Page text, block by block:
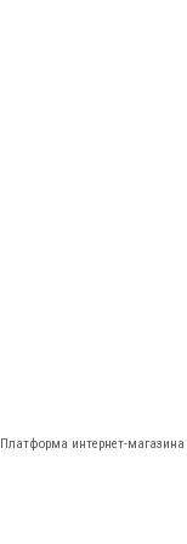
Платформа интернет-магазина